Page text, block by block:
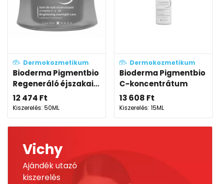
Dermokozmetikum
Bioderma Pigmentbio
Regeneráló éjszakai...
12 474 Ft
Kiszerelés: 50ML
Dermokozmetikum
Bioderma Pigmentbio
C-koncentrátum
13 608 Ft
Kiszerelés: 15ML
Vichy
Ajándék utazó
kiszerelés